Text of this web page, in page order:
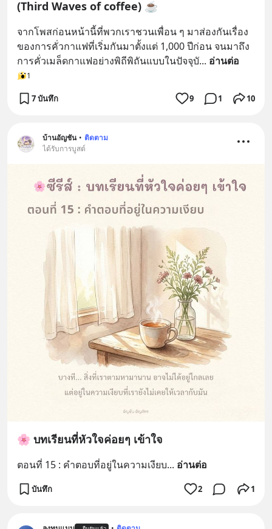
(Third Waves of coffee) ☕
จากโพสก่อนหน้านี้ที่พวกเราชวนเพื่อน ๆ มาส่องกันเรื่อง
ของการคั่วกาแฟที่เริ่มกันมาตั้งแต่ 1,000 ปีก่อน จนมาถึง
การคั่วเมล็ดกาแฟอย่างพิถีพิถันแบบในปัจจุบั... อ่านต่อ
1
7 บันทึก 9 1 10
บ้านอัญชัน • ติดตาม
ได้รับการบูสต์
🌸 บทเรียนที่หัวใจค่อยๆ เข้าใจ
ตอนที่ 15 : คำตอบที่อยู่ในความเงียบ... อ่านต่อ
บันทึก 2 1